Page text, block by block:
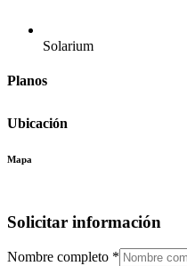
Solarium
Planos
Ubicación
Mapa
Solicitar información
Nombre completo *